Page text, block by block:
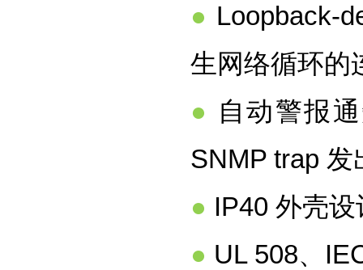
● Loopback-
生网络循环的
● 自动警报
SNMP trap 发
● IP40 外壳设
● UL 508、